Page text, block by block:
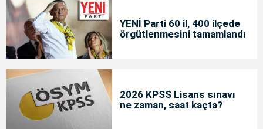
YENİ Parti 60 il, 400 ilçede
örgütlenmesini tamamlandı
2026 KPSS Lisans sınavı
ne zaman, saat kaçta?